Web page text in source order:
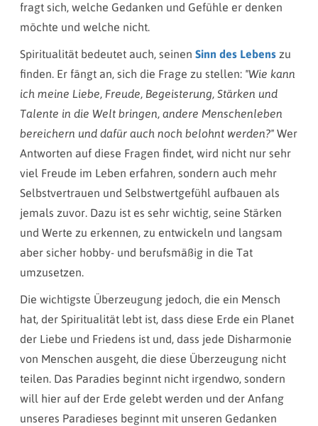
fragt sich, welche Gedanken und Gefühle er denken
möchte und welche nicht.
Spiritualität bedeutet auch, seinen Sinn des Lebens zu
finden. Er fängt an, sich die Frage zu stellen: "Wie kann
ich meine Liebe, Freude, Begeisterung, Stärken und
Talente in die Welt bringen, andere Menschenleben
bereichern und dafür auch noch belohnt werden?" Wer
Antworten auf diese Fragen findet, wird nicht nur sehr
viel Freude im Leben erfahren, sondern auch mehr
Selbstvertrauen und Selbstwertgefühl aufbauen als
jemals zuvor. Dazu ist es sehr wichtig, seine Stärken
und Werte zu erkennen, zu entwickeln und langsam
aber sicher hobby- und berufsmäßig in die Tat
umzusetzen.
Die wichtigste Überzeugung jedoch, die ein Mensch
hat, der Spiritualität lebt ist, dass diese Erde ein Planet
der Liebe und Friedens ist und, dass jede Disharmonie
von Menschen ausgeht, die diese Überzeugung nicht
teilen. Das Paradies beginnt nicht irgendwo, sondern
will hier auf der Erde gelebt werden und der Anfang
unseres Paradieses beginnt mit unseren Gedanken